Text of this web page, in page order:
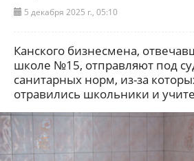
5 декабря 2025 г., 05:10
Канского бизнесмена,
школе №15, отправляют под
санитарных норм, из-за
отравились школьники и